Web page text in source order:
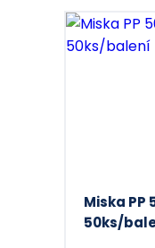
Miska PP
50ks/